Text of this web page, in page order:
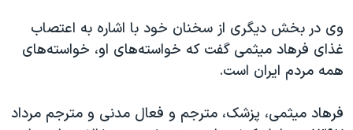
وی در بخش دیگری از سخنان خود با اشاره به اعتصاب
غذای فرهاد میثمی گفت که خواسته‌های او، خواسته‌های
همه مردم ایران است.
فرهاد میثمی، پزشک، مترجم و فعال مدنی و مترجم مرداد